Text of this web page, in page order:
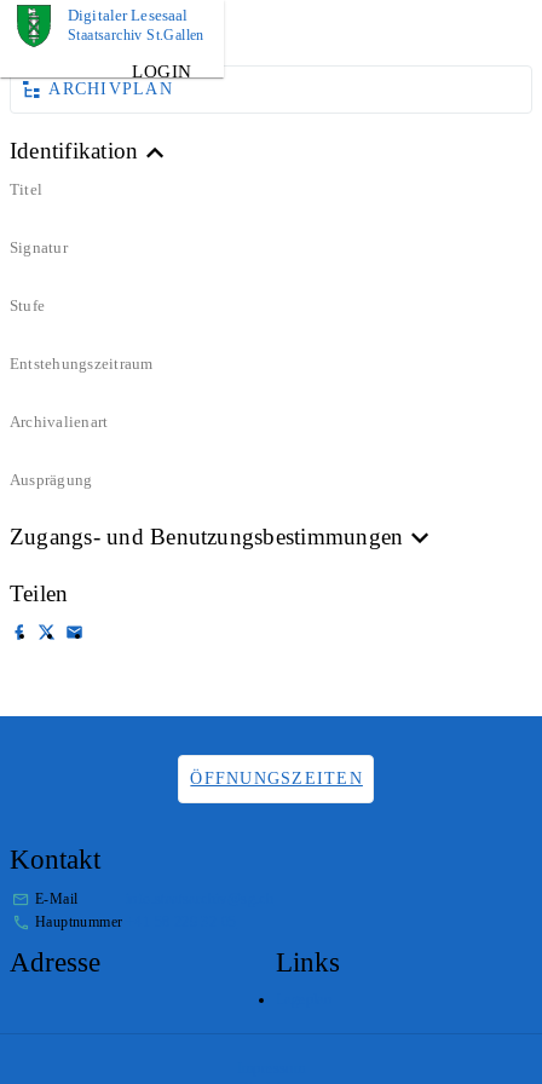
Digitaler Lesesaal
Staatsarchiv St.Gallen
LOGIN
DOKUMENT
ARCHIVPLAN
Identifikation
Titel
Signatur
Stufe
Entstehungszeitraum
Archivalienart
Ausprägung
Zugangs- und Benutzungsbestimmungen
Teilen
ÖFFNUNGSZEITEN
Kontakt
E-Mail
Hauptnummer
Adresse Links